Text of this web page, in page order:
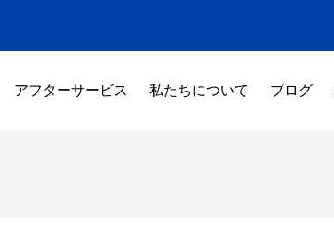
アフターサービス 私たちについて ブログ